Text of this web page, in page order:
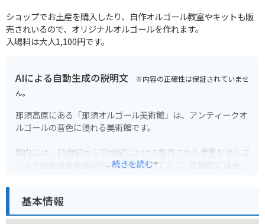
ショップでお土産を購入したり、自作オルゴール教室やキットも販
売されいるので、オリジナルオルゴールを作れます。
入場料は大人1,100円です。
AIによる自動生成の説明文 ※内容の正確性は保証されていませ
ん。
那須高原にある「那須オルゴール美術館」は、アンティークオ
ルゴールの音色に浸れる美術館です。
館内には、19世紀から20世紀にかけて製作された貴重なオルゴ
ールや自動演奏楽器が約70点展示されており、定期的に演奏の
ラシック音楽や歴史に興味がある方におすすめです。
併設のカフェでは、美しい庭園を眺めながらティータイムを楽
...続きを読む
基本情報